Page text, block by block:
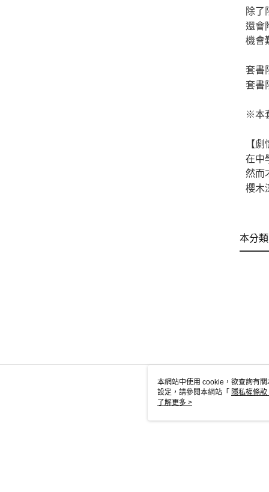
除了
還會
機會
套書
套書
※本
【
在中
然而
櫻木
本分
本網站中使用 cookie，欲查詢有
設定，請參閱本網站「 隱私權條款
使用 cookie。
了解更多 >